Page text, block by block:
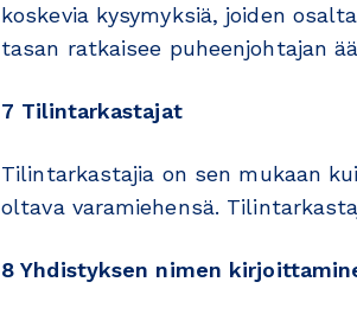
koskevia kysymyksiä, joiden
tasan ratkaisee puheenjohtajan
7 Tilintarkastajat
Tilintarkastajia on sen mukaan
oltava varamiehensä.
8 Yhdistyksen nimen